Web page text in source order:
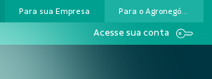
principal
Para sua Empresa Para o Agronegócio
Acesse sua conta